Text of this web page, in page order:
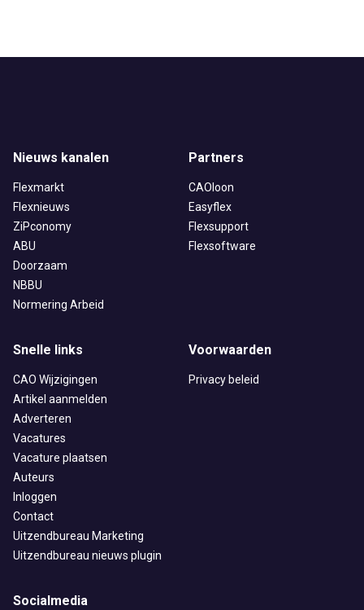
Nieuws kanalen
Flexmarkt
Flexnieuws
ZiPconomy
ABU
Doorzaam
NBBU
Normering Arbeid
Partners
CAOloon
Easyflex
Flexsupport
Flexsoftware
Snelle links
CAO Wijzigingen
Artikel aanmelden
Adverteren
Vacatures
Vacature plaatsen
Auteurs
Inloggen
Contact
Uitzendbureau Marketing
Uitzendbureau nieuws plugin
Voorwaarden
Privacy beleid
Socialmedia